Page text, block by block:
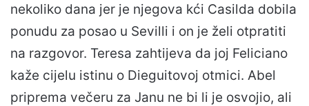
nekoliko dana jer je njegova kći Casilda dobila
ponudu za posao u Sevilli i on je želi otpratiti
na razgovor. Teresa zahtijeva da joj Feliciano
kaže cijelu istinu o Dieguitovoj otmici. Abel
priprema večeru za Janu ne bi li je osvojio, ali